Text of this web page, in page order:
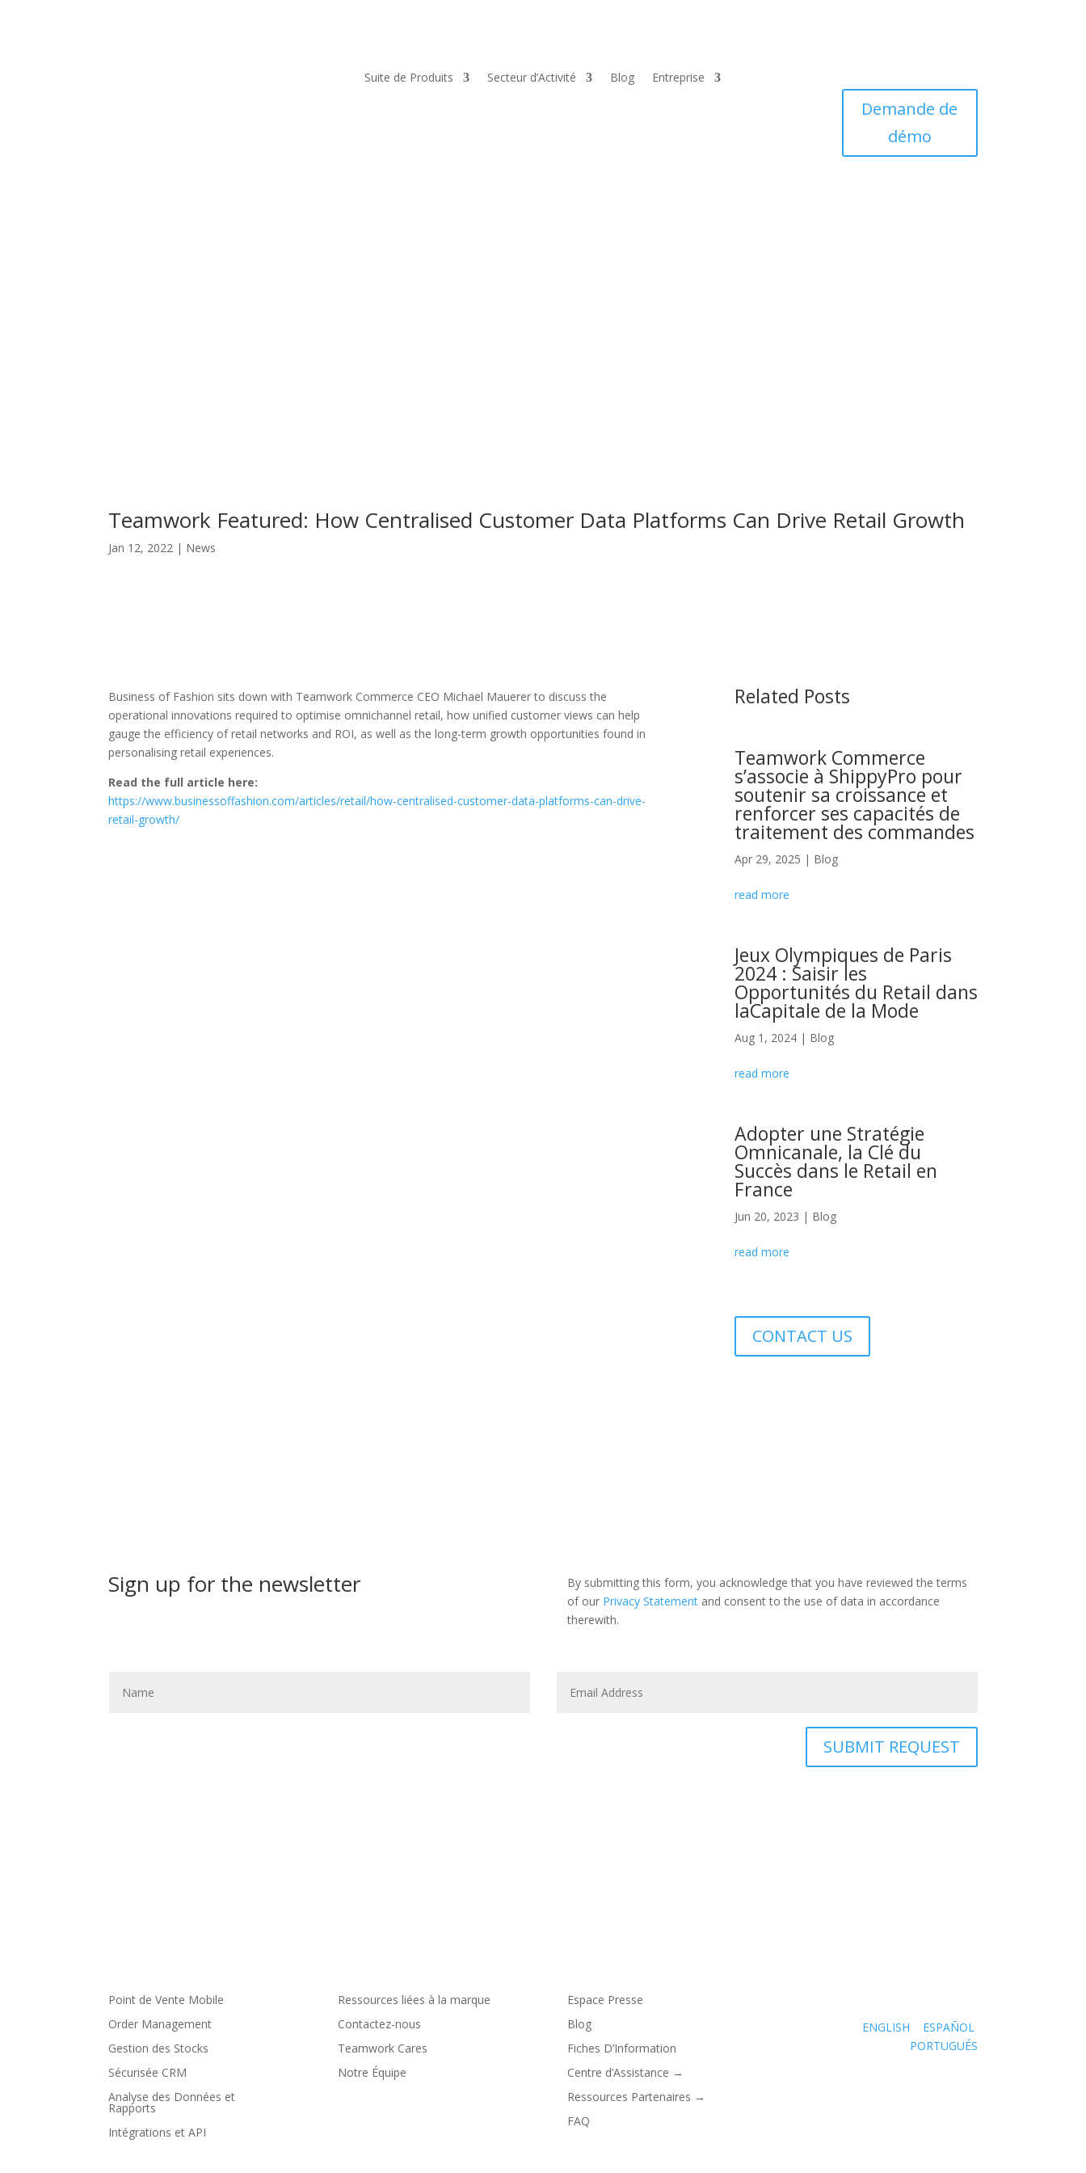
Suite de Produits Secteur d’Activité Blog Entreprise
Demande de
démo
Teamwork Featured: How Centralised Customer Data Platforms Can Drive Retail Growth
Jan 12, 2022 | News
Business of Fashion sits down with Teamwork Commerce CEO Michael Mauerer to discuss the
operational innovations required to optimise omnichannel retail, how unified customer views can help
gauge the efficiency of retail networks and ROI, as well as the long-term growth opportunities found in
personalising retail experiences.
Read the full article here:
https://www.businessoffashion.com/articles/retail/how-centralised-customer-data-platforms-can-drive-
retail-growth/
Related Posts
Teamwork Commerce
s’associe à ShippyPro pour
soutenir sa croissance et
renforcer ses capacités de
traitement des commandes
Apr 29, 2025 | Blog
read more
Jeux Olympiques de Paris
2024 : Saisir les
Opportunités du Retail dans
laCapitale de la Mode
Aug 1, 2024| Blog
read more
Adopter une Stratégie
Omnicanale, la Clé du
Succès dans le Retail en
France
Jun 20, 2023 | Blog
read more
CONTACT US
Sign up for the newsletter
By submitting this form, you acknowledge that you have reviewed the terms
of our Privacy Statement and consent to the use of data in accordance
therewith.
SUBMIT REQUEST
Point de Vente Mobile
Order Management
Gestion des Stocks
Sécurisée CRM
Analyse des Données et
Rapports
Intégrations et API
Ressources liées à la marque
Contactez-nous
Teamwork Cares
Notre Équipe
Espace Presse
Blog
Fiches D’Information
Centre d’Assistance →
Ressources Partenaires →
FAQ
ENGLISH
ESPAÑOL
PORTUGUÉS